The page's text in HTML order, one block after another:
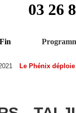
- 03 26
Le Phénix